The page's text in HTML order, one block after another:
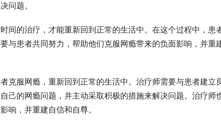
问题。
间的治疗，才能重新回到正常的生活中。在这个过程中，患
与患者共同努力，帮助他们克服网瘾带来的负面影响，并重
克服网瘾，重新回到正常的生活中。治疗师需要与患者建立
己的网瘾问题，并主动采取积极的措施来解决问题。治疗师
响，并重建自信和自尊。